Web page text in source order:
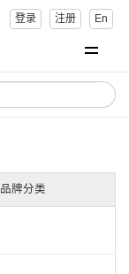
登录 注册 En
品牌分类